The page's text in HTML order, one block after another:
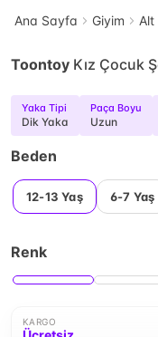
Ana Sayfa Giyim Alt
Toontoy Kız Çocuk
Yaka Tipi
Dik Yaka
Paça Boyu
Uzun
Beden
12-13 Yaş 6-7 Yaş
Renk
KARGO